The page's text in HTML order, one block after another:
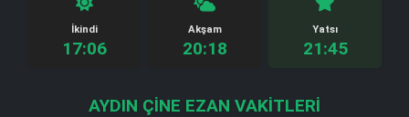
İkindi
17:06
Akşam
20:18
Yatsı
21:45
AYDIN ÇINE EZAN VAKITLERI